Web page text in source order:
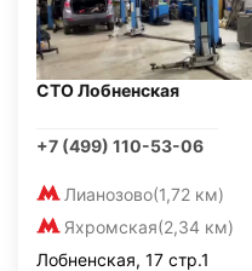
СТО Лобненская
+7 (499) 110-53-06
Лианозово(1,72 км)
Яхромская(2,34 км)
Лобненская, 17 стр.1